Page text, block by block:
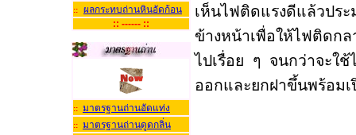
::
ผลกระทบถ่านหินอัดก้อน
:: ------ ::
:: มาตรฐานถ่านอัดแท่ง
:: มาตรฐานถ่านดูดกลิ่น
เห็นไฟติดแรงดีแล้วป
ข้างหน้าเพื่อให้ไฟติดกล
ไปเรื่อย ๆ จนกว่าจะใ
ออกและยกฝาขึ้นพร้อมเ